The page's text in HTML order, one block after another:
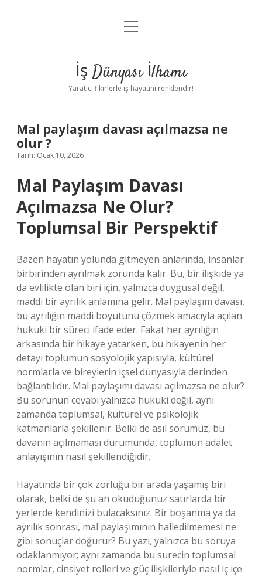
Anasayfa
Yasal Uyarı
menüyü
İş Dünyası İlhamı
Yaratıcı fikirlerle iş hayatını renklendir!
Mal paylaşım davası açılmazsa ne
olur ?
Tarih: Ocak 10, 2026
Mal Paylaşım Davası
Açılmazsa Ne Olur?
Toplumsal Bir Perspektif
Bazen hayatın yolunda gitmeyen anlarında, insanlar
birbirinden ayrılmak zorunda kalır. Bu, bir ilişkide ya
da evlilikte olan biri için, yalnızca duygusal değil,
maddi bir ayrılık anlamına gelir. Mal paylaşım davası,
bu ayrılığın maddi boyutunu çözmek amacıyla açılan
hukuki bir süreci ifade eder. Fakat her ayrılığın
arkasında bir hikaye yatarken, bu hikayenin her
detayı toplumun sosyolojik yapısıyla, kültürel
normlarla ve bireylerin içsel dünyasıyla derinden
bağlantılıdır. Mal paylaşımı davası açılmazsa ne olur?
Bu sorunun cevabı yalnızca hukuki değil, aynı
zamanda toplumsal, kültürel ve psikolojik
katmanlarla şekillenir. Belki de asıl sorumuz, bu
davanın açılmaması durumunda, toplumun adalet
anlayışının nasıl şekillendiğidir.
Hayatında bir çok zorluğu bir arada yaşamış biri
olarak, belki de şu an okuduğunuz satırlarda bir
yerlerde kendinizi bulacaksınız. Bir boşanma ya da
ayrılık sonrası, mal paylaşımının halledilmemesi ne
gibi sonuçlar doğurur? Bu yazı, yalnızca bu soruya
odaklanmıyor; aynı zamanda bu sürecin toplumsal
normlar, cinsiyet rolleri ve güç ilişkileriyle nasıl iç içe